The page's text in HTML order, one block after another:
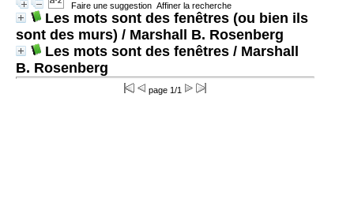
Faire une suggestion Affiner la recherche
Les mots sont des fenêtres (ou bien ils
sont des murs) / Marshall B. Rosenberg
Les mots sont des fenêtres / Marshall
B. Rosenberg
page 1/1